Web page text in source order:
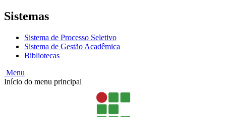
Sistemas
Sistema de Processo Seletivo
Sistema de Gestão Acadêmica
Bibliotecas
Menu
Início do menu principal